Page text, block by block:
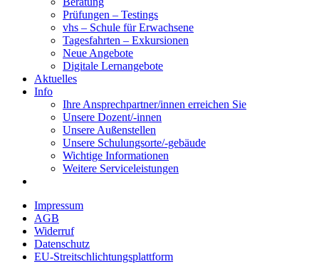
Prüfungen – Testings
vhs – Schule für Erwachsene
Tagesfahrten – Exkursionen
Neue Angebote
Digitale Lernangebote
Aktuelles
Info
Ihre Ansprechpartner/innen erreichen Sie
Unsere Dozent/-innen
Unsere Außenstellen
Unsere Schulungsorte/-gebäude
Wichtige Informationen
Weitere Serviceleistungen
Impressum
AGB
Widerruf
Datenschutz
EU-Streitschlichtungsplattform